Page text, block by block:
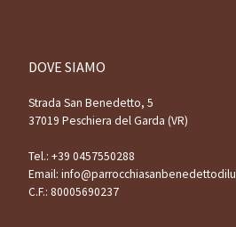
DOVE SIAMO
Strada San Benedetto, 5
37019 Peschiera del Garda (VR)
Tel.: +39 0457550288
Email:
C.F.: 80005690237